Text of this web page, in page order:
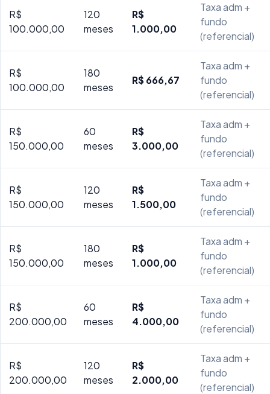
R$
100.000,00
120
meses
R$
1.000,00
Taxa adm +
fundo
(referencial)
R$
100.000,00
180
meses
R$ 666,67
Taxa adm +
fundo
(referencial)
R$
150.000,00
60
meses
R$
3.000,00
Taxa adm +
fundo
(referencial)
R$
150.000,00
120
meses
R$
1.500,00
Taxa adm +
fundo
(referencial)
R$
150.000,00
180
meses
R$
1.000,00
Taxa adm +
fundo
(referencial)
R$
200.000,00
60
meses
R$
4.000,00
Taxa adm +
fundo
(referencial)
R$
200.000,00
120
meses
R$
2.000,00
Taxa adm +
fundo
(referencial)